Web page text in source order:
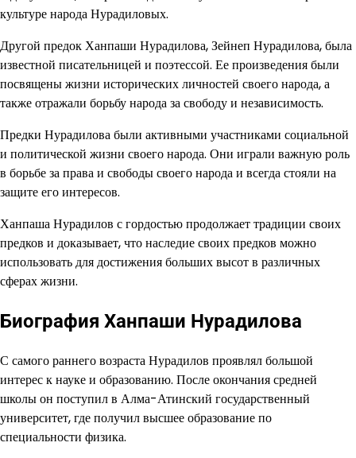
культуре народа Нурадиловых.
Другой предок Ханпаши Нурадилова, Зейнеп Нурадилова, была
известной писательницей и поэтессой. Ее произведения были
посвящены жизни исторических личностей своего народа, а
также отражали борьбу народа за свободу и независимость.
Предки Нурадилова были активными участниками социальной
и политической жизни своего народа. Они играли важную роль
в борьбе за права и свободы своего народа и всегда стояли на
защите его интересов.
Ханпаша Нурадилов с гордостью продолжает традиции своих
предков и доказывает, что наследие своих предков можно
использовать для достижения больших высот в различных
сферах жизни.
Биография Ханпаши Нурадилова
С самого раннего возраста Нурадилов проявлял большой
интерес к науке и образованию. После окончания средней
школы он поступил в Алма-Атинский государственный
университет, где получил высшее образование по
специальности физика.